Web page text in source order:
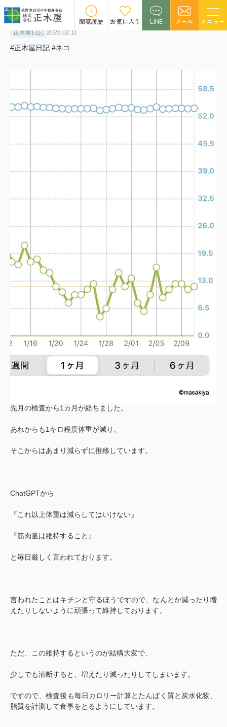
閲覧履歴 お気に入り LINE メール メニュー
減量その後
正木屋日記 2026.02.11
#正木屋日記 #ネコ
先月の検査から1カ月が経ちました。
あれからも1キロ程度体重が減り、
そこからはあまり減らずに推移しています。
ChatGPTから
『これ以上体重は減らしてはいけない』
『筋肉量は維持すること』
と毎日厳しく言われております。
言われたことはキチンと守るほうですので、なんとか減ったり増
えたりしないように頑張って維持しております。
ただ、この維持するというのが結構大変で、
少しでも油断すると、増えたり減ったりしてしまいます。
ですので、検査後も毎日カロリー計算とたんぱく質と炭水化物、
脂質を計測して食事をとるようにしています。